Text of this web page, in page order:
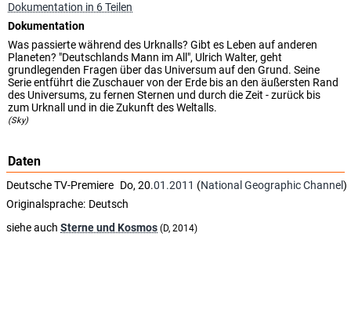
Dokumentation in 6 Teilen
Dokumentation
Was passierte während des Urknalls? Gibt es Leben auf anderen
Planeten? "Deutschlands Mann im All", Ulrich Walter, geht
grundlegenden Fragen über das Universum auf den Grund. Seine
Serie entführt die Zuschauer von der Erde bis an den äußersten Rand
des Universums, zu fernen Sternen und durch die Zeit - zurück bis
zum Urknall und in die Zukunft des Weltalls.
(Sky)
Daten
Deutsche TV-Premiere Do, 20.01.2011 (National Geographic Channel)
Originalsprache: Deutsch
siehe auch Sterne und Kosmos (D, 2014)